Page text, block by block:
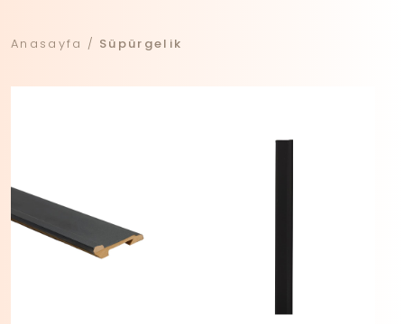
Anasayfa Süpürgelik